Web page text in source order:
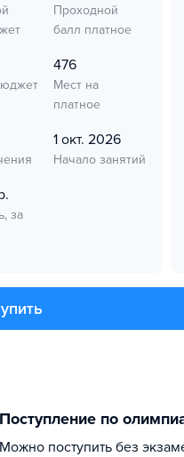
Проходной
балл платное
476
Мест на
платное
1 окт. 2026
Начало занятий
за
Поступление по
Можно поступить без